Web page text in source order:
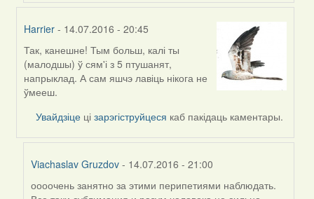
Harrier - 14.07.2016 - 20:45
In
reply
to
by
Viachaslav
Gruzdov
Так, канешне! Тым больш, калі ты
(малодшы) ў сям'і з 5 птушанят,
напрыклад. А сам яшчэ лавіць нікога не
ўмееш.
Увайдзіце цізарэгіструйцеся каб пакідаць каментары.
Viachaslav Gruzdov - 14.07.2016 - 21:00
In
оооочень занятно за этими перипетиями наблюдать.